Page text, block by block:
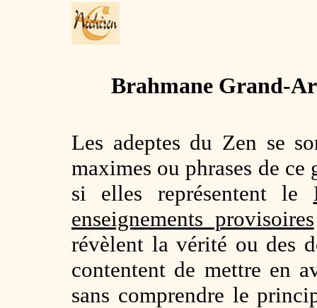
Brahmane Grand-
Les adeptes du Zen se
maximes ou phrases de ce
si elles représentent le
enseignements provisoires
révèlent la vérité ou des
contentent de mettre en
sans comprendre le